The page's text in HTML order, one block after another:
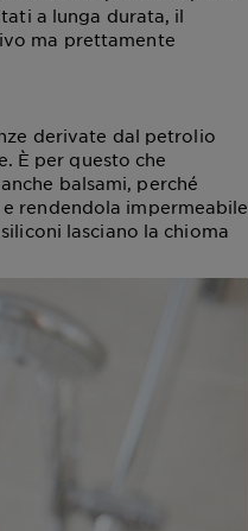
a lunga durata, il
ma prettamente
derivate dal petrolio
È per questo che
balsami, perché
rendendola impermeabile
lasciano la chioma